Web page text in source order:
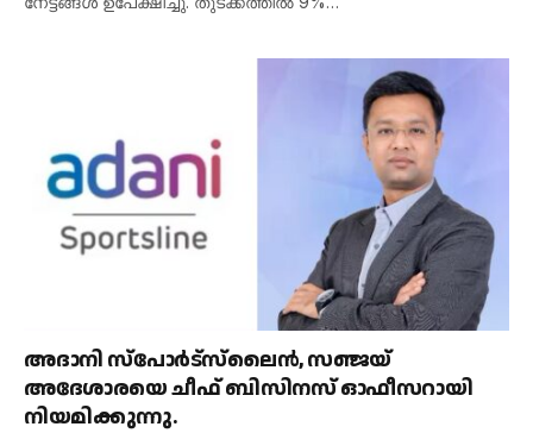
അദാനി സ്‌പോർട്‌സ്‌ലൈൻ, സഞ്ജയ്
അദേശാരയെ ചീഫ് ബിസിനസ് ഓഫീസറായി
നിയമിക്കുന്നു.